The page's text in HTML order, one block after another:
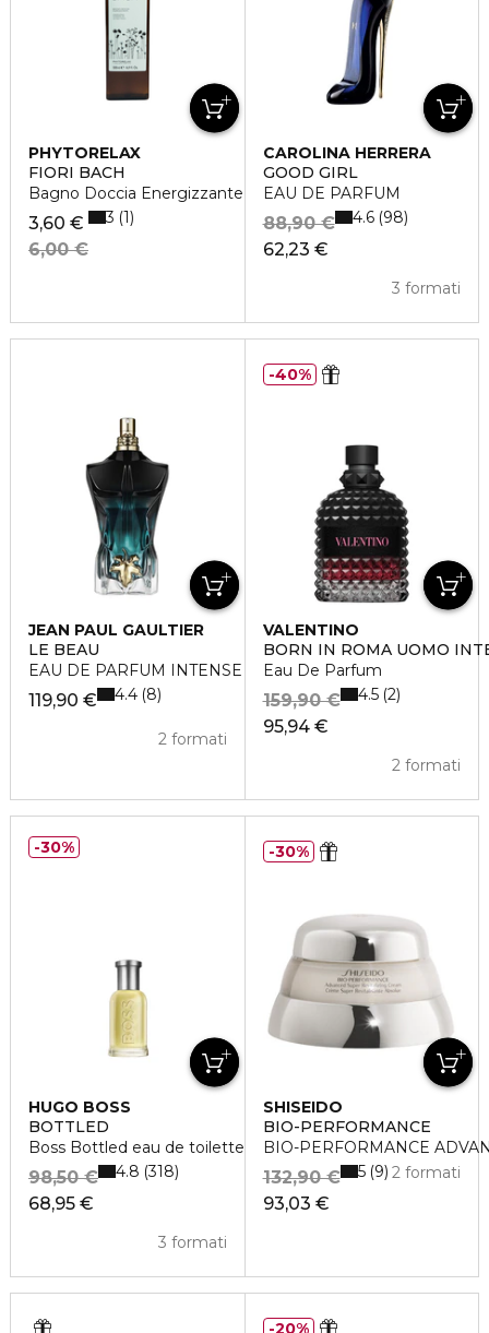
PHYTORELAX
FIORI BACH
Bagno Doccia Energizzante
3,60 €
6,00 €
3 1
CAROLINA HERRERA
GOOD GIRL
EAU DE PARFUM
62,23 €
88,90 €
3 formati
4.6 98
JEAN PAUL GAULTIER
LE BEAU
EAU DE PARFUM INTENSE
119,90 €
2 formati
4.4 8
VALENTINO
BORN IN ROMA UOMO
Eau De Parfum
95,94 €
159,90 €
2 formati
4.5 2
40%
HUGO BOSS
BOTTLED
Boss Bottled eau de toilette vaporisateur
68,95 €
98,50 €
3 formati
4.8 318
30%
SHISEIDO
BIO-PERFORMANCE
BIO-PERFORMANCE
93,03 €
132,90 € 2 formati
5 9
30%
20%